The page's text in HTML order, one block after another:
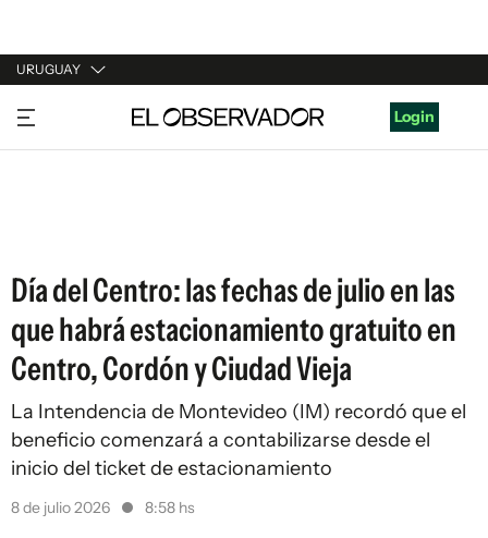
URUGUAY
URUGUAY
ARGENTINA
Login
Día del Centro: las fechas de julio en las
que habrá estacionamiento gratuito en
Centro, Cordón y Ciudad Vieja
La Intendencia de Montevideo (IM) recordó que el
beneficio comenzará a contabilizarse desde el
inicio del ticket de estacionamiento
8 de julio 2026 8:58 hs